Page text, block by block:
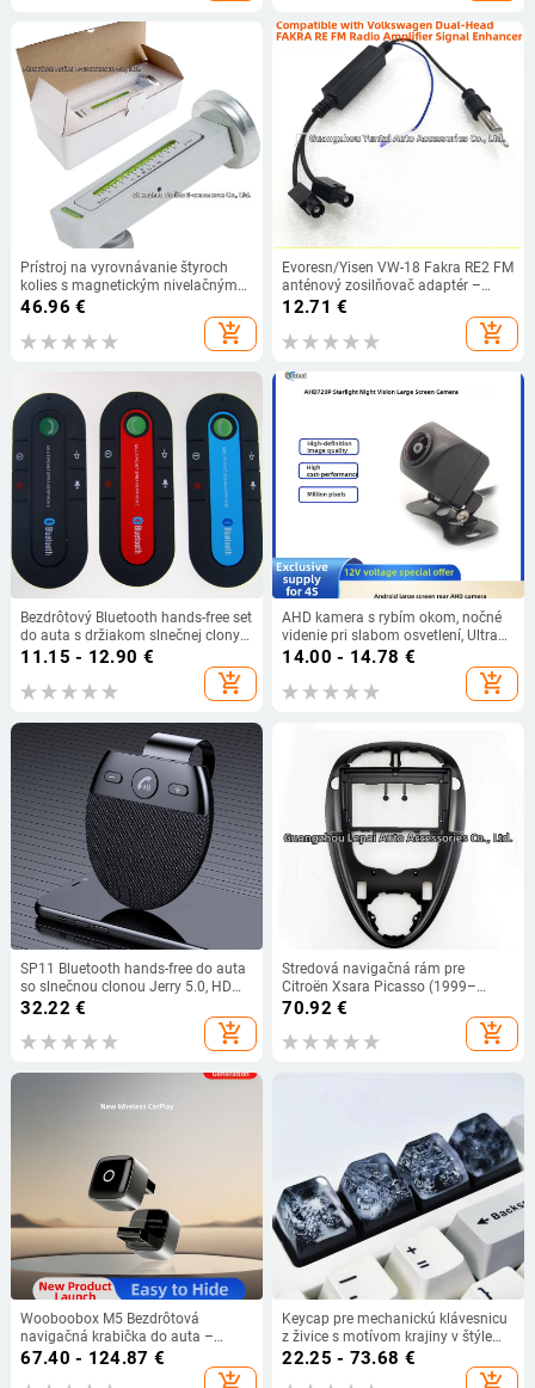
Prístroj na vyrovnávanie štyroch
kolies s magnetickým nivelačným
systémom, horizontálny model,
univerzálna kompatibilita, presnosť
99%
46.96 €
add_shopping_cart
Evoresn/Yisen VW-18 Fakra RE2 FM
anténový zosilňovač adaptér –
VW/Audi, meď
12.71 €
add_shopping_cart
Bezdrôtový Bluetooth hands-free set
do auta s držiakom slnečnej clony a
hudobným prehrávačom —
Bluetooth výstup, 5V napájanie, klip
na zadnom paneli
11.15 - 12.90 €
add_shopping_cart
AHD kamera s rybím okom, nočné
videnie pri slabom osvetlení, Ultra
HD, cúvacia kamera s širokým
14.00 - 14.78 €
add_shopping_cart
SP11 Bluetooth hands-free do auta
so slnečnou clonou Jerry 5.0, HD
hovory 2021
32.22 €
add_shopping_cart
Stredová navigačná rám pre
Citroën Xsara Picasso (1999–
2010) s Android veľkým displejom -
Materiál: plast; Hmotnosť: 1000 g;
Napätie: 12 V; Značka: Peakness.
70.92 €
add_shopping_cart
Wooboobox M5 Bezdrôtová
navigačná krabička do auta –
Kompatibilná s Mercedes-Benz,
Volkswagen, Audi, Toyota a Buick
67.40 - 124.87 €
Keycap pre mechanickú klávesnicu
z živice s motívom krajiny v štýle
atramentu: Veľká stena, hory a
22.25 - 73.68 €